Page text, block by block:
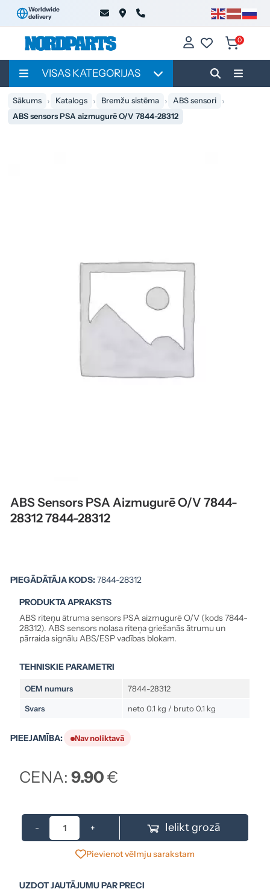
Worldwide
delivery
0
VISAS KATEGORIJAS
Sākums Katalogs Bremžu sistēma
ABS sensori
ABS sensors PSA aizmugurē O/V 7844-28312
ABS Sensors PSA Aizmugurē O/V 7844-
28312 7844-28312
PIEGĀDĀTĀJA KODS:7844-28312
PRODUKTA APRAKSTS
ABS riteņu ātruma sensors PSA aizmugurē O/V (kods 7844-
28312). ABS sensors nolasa riteņa griešanās ātrumu un
pārraida signālu ABS/ESP vadības blokam.
TEHNISKIE PARAMETRI
OEM numurs 7844-28312
Svars neto 0.1 kg / bruto 0.1 kg
PIEEJAMĪBA: Nav noliktavā
CENA:9.90€
- + Ielikt grozā
Pievienot vēlmju sarakstam
UZDOT JAUTĀJUMU PAR PRECI